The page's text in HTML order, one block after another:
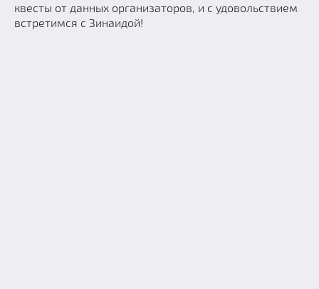
квесты от данных организаторов, и с удовольствием
встретимся с Зинаидой!